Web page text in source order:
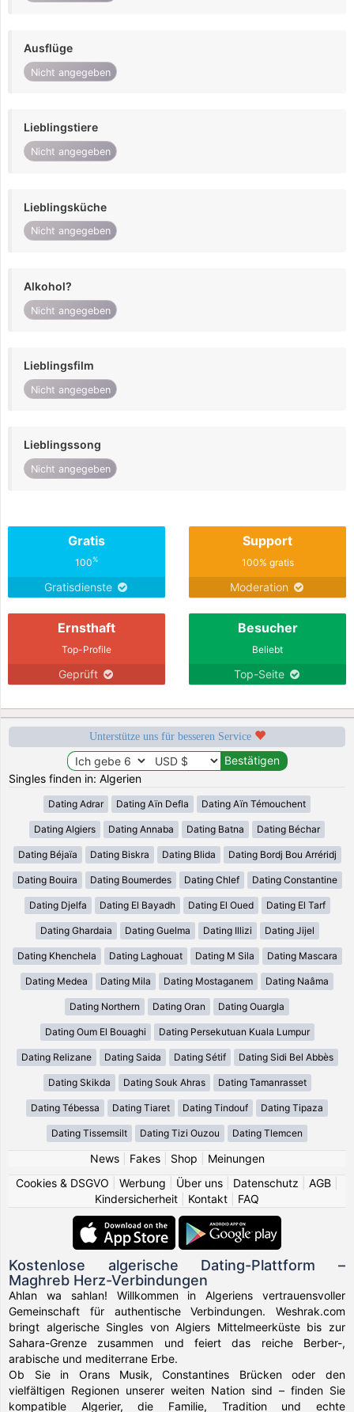
Ausflüge
Nicht angegeben
Lieblingstiere
Nicht angegeben
Lieblingsküche
Nicht angegeben
Alkohol?
Nicht angegeben
Lieblingsfilm
Nicht angegeben
Lieblingssong
Nicht angegeben
Gratis
100%
Gratisdienste
Support
100% gratis
Moderation
Ernsthaft
Top-Profile
Geprüft
Besucher
Beliebt
Top-Seite
Unterstütze uns für besseren Service
Singles finden in: Algerien
Dating Adrar Dating Aïn Defla Dating Aïn Témouchent
Dating Algiers Dating Annaba Dating Batna Dating Béchar
Dating Béjaïa Dating Biskra Dating Blida Dating Bordj Bou Arréridj
Dating Bouira Dating Boumerdes Dating Chlef Dating Constantine
Dating Djelfa Dating El Bayadh Dating El Oued Dating El Tarf
Dating Ghardaia Dating Guelma Dating Illizi Dating Jijel
Dating Khenchela Dating Laghouat Dating M Sila Dating Mascara
Dating Medea Dating Mila Dating Mostaganem Dating Naâma
Dating Northern Dating Oran Dating Ouargla
Dating Oum El Bouaghi Dating Persekutuan Kuala Lumpur
Dating Relizane Dating Saida Dating Sétif Dating Sidi Bel Abbès
Dating Skikda Dating Souk Ahras Dating Tamanrasset
Dating Tébessa Dating Tiaret Dating Tindouf Dating Tipaza
Dating Tissemsilt Dating Tizi Ouzou Dating Tlemcen
News| Fakes| Shop
Meinungen
Cookies & DSGVO
Werbung Über uns Datenschutz AGB
Kindersicherheit
Kontakt FAQ
Kostenlose algerische Dating-Plattform –
Maghreb Herz-Verbindungen
Ahlan wa sahlan! Willkommen in Algeriens vertrauensvoller
Gemeinschaft für authentische Verbindungen. Weshrak.com
bringt algerische Singles von Algiers Mittelmeerküste bis zur
Sahara-Grenze zusammen und feiert das reiche Berber-,
arabische und mediterrane Erbe.
Ob Sie in Orans Musik, Constantines Brücken oder den
vielfältigen Regionen unserer weiten Nation sind – finden Sie
kompatible Algerier, die Familie, Tradition und echte